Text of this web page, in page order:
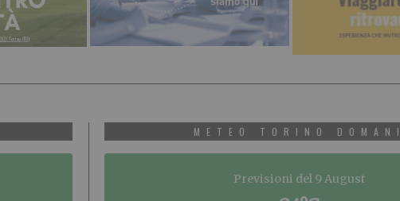
METEO TORINO DOMANI
Previsioni del 9 August